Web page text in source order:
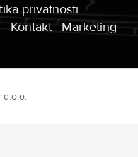
privatnosti
Kontakt Marketing